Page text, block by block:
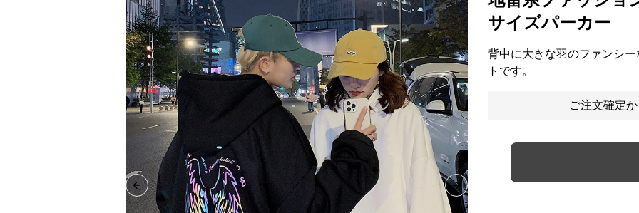
Previous slide Next slide
サイズパーカー
背中に大きな羽のファンシ
トです。
ご注文確定